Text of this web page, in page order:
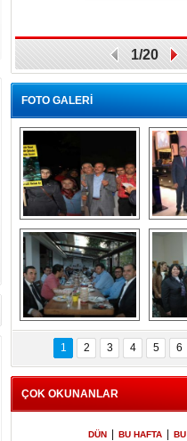
1/20
FOTO GALERİ
Gölbaşı GAZZE
İÇİN YÜRÜDÜ
Kaymakamlıktan
iftar yemeği
1 2 3 4 5 6
ÇOK OKUNANLAR
DÜN BU HAFTA